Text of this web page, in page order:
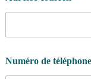
Numéro de